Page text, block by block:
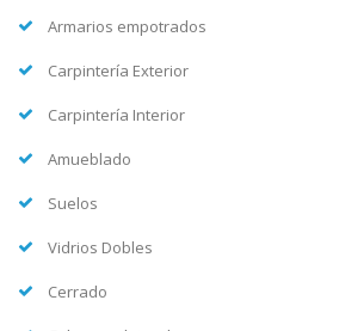
Armarios empotrados
Carpintería Exterior
Carpintería Interior
Amueblado
Suelos
Vidrios Dobles
Cerrado